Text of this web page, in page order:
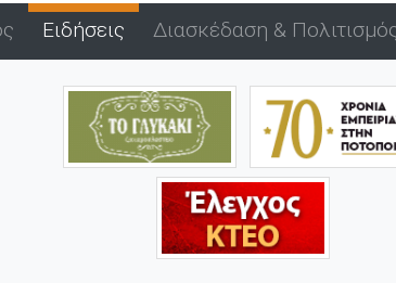
Ειδήσεις Διασκέδαση &